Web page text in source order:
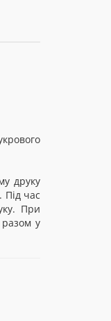
друку
Під час
При
у